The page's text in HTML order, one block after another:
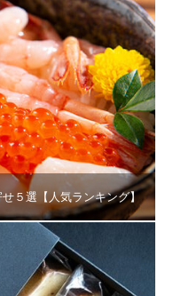
５選【人気ランキング】